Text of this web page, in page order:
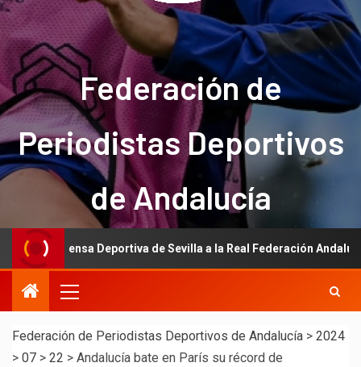
Federación de
Periodistas Deportivos
de Andalucía
Deportiva de Sevilla a la Real Federación Andaluza de Fútbol
Federación de Periodistas Deportivos de Andalucía > 2024
> 07 > 22 > Andalucía bate en París su récord de